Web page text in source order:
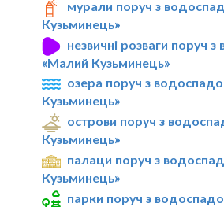
мурали поруч з
Кузьминець»
незвичні розваги поруч
«Малий Кузьминець»
озера поруч з
Кузьминець»
острови поруч з
Кузьминець»
палаци поруч з
Кузьминець»
парки поруч з